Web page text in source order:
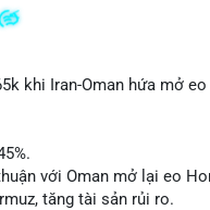
khi Iran-Oman hứa mở
với Oman mở lại eo
tăng tài sản rủi ro.